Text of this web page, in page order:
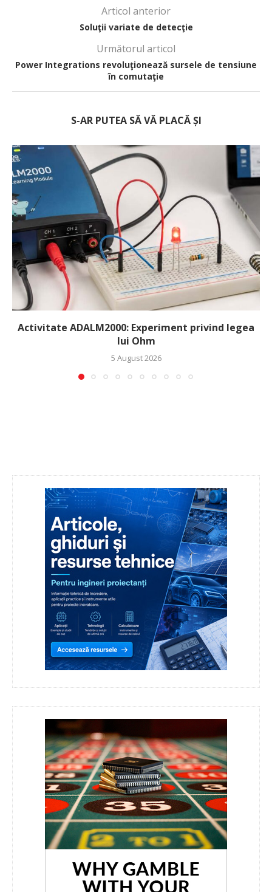
Articol anterior
Soluţii variate de detecţie
Următorul articol
Power Integrations revoluţionează sursele de tensiune
în comutaţie
S-AR PUTEA SĂ VĂ PLACĂ ȘI
Activitate ADALM2000: Experiment privind legea
lui Ohm
5 August 2026